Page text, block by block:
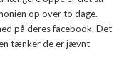
op over to dage.
på deres facebook. Det
tænker de er jævnt